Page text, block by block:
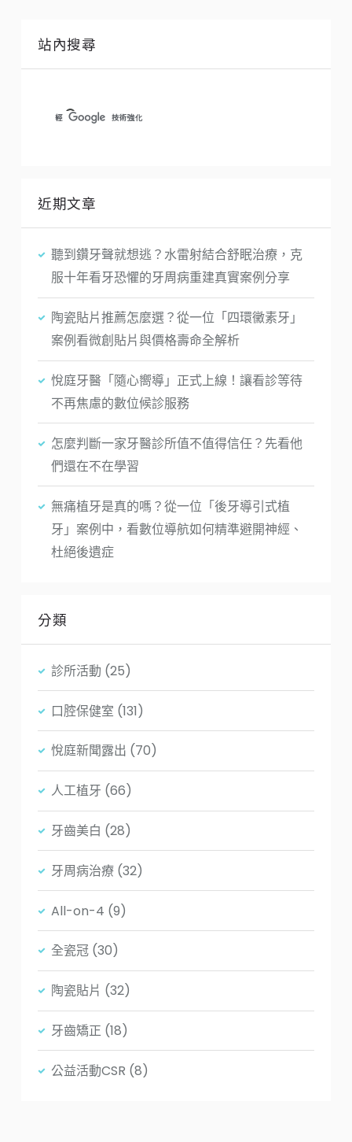
站內搜尋
近期文章
聽到鑽牙聲就想逃？水雷射結合舒眠治療，克
服十年看牙恐懼的牙周病重建真實案例分享
陶瓷貼片推薦怎麼選？從一位「四環黴素牙」
案例看微創貼片與價格壽命全解析
悅庭牙醫「隨心嚮導」正式上線！讓看診等待
不再焦慮的數位候診服務
怎麼判斷一家牙醫診所值不值得信任？先看他
們還在不在學習
無痛植牙是真的嗎？從一位「後牙導引式植
牙」案例中，看數位導航如何精準避開神經、
杜絕後遺症
分類
診所活動 (25)
口腔保健室 (131)
悅庭新聞露出 (70)
人工植牙 (66)
牙齒美白 (28)
牙周病治療 (32)
All-on-4 (9)
全瓷冠 (30)
陶瓷貼片 (32)
牙齒矯正 (18)
公益活動CSR (8)